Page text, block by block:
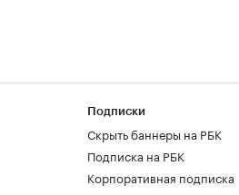
Подписки
Скрыть баннеры на РБК
Подписка на РБК
Корпоративная подписка